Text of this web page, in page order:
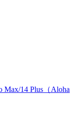
Max/14 Plus（Aloha